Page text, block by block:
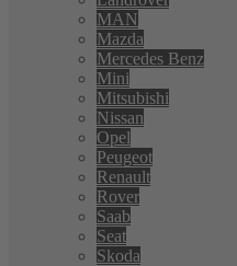
MAN
Mazda
Mercedes Benz
Mini
Mitsubishi
Nissan
Opel
Peugeot
Renault
Rover
Saab
Seat
Skoda